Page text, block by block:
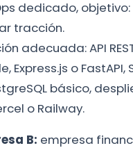
dedicado, objetivo:
tracción.
adecuada: API
Express.js o FastAPI,
básico,
o Railway.
B: empresa